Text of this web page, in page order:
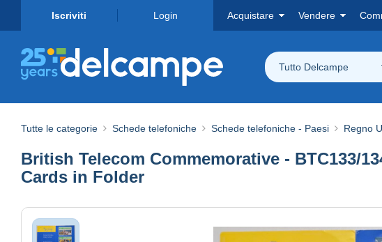
Iscriviti Login Acquistare Vendere
Tutto Delcampe
Tutte le categorie Schede telefoniche Schede telefoniche - Paesi Regno
British Telecom Commemorative - BTC133/
Cards in Folder